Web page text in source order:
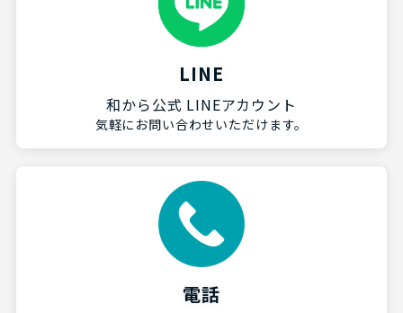
LINE
和から公式 LINEアカウント
気軽にお問い合わせいただけます。
電話